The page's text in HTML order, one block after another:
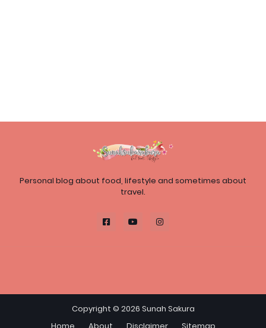
Personal blog about food, lifestyle and sometimes about
travel.
Copyright © 2026 Sunah Sakura